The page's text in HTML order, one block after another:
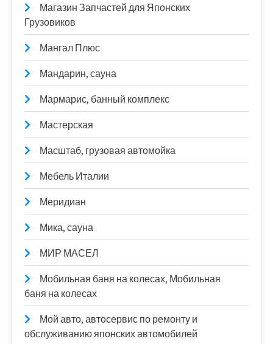
Магазин Запчастей для Японских
Грузовиков
Мангал Плюс
Мандарин, сауна
Мармарис, банный комплекс
Мастерская
Масштаб, грузовая автомойка
Мебель Италии
Меридиан
Мика, сауна
МИР МАСЕЛ
Мобильная баня на колесах, Мобильная
баня на колесах
Мой авто, автосервис по ремонту и
обслуживанию японских автомобилей